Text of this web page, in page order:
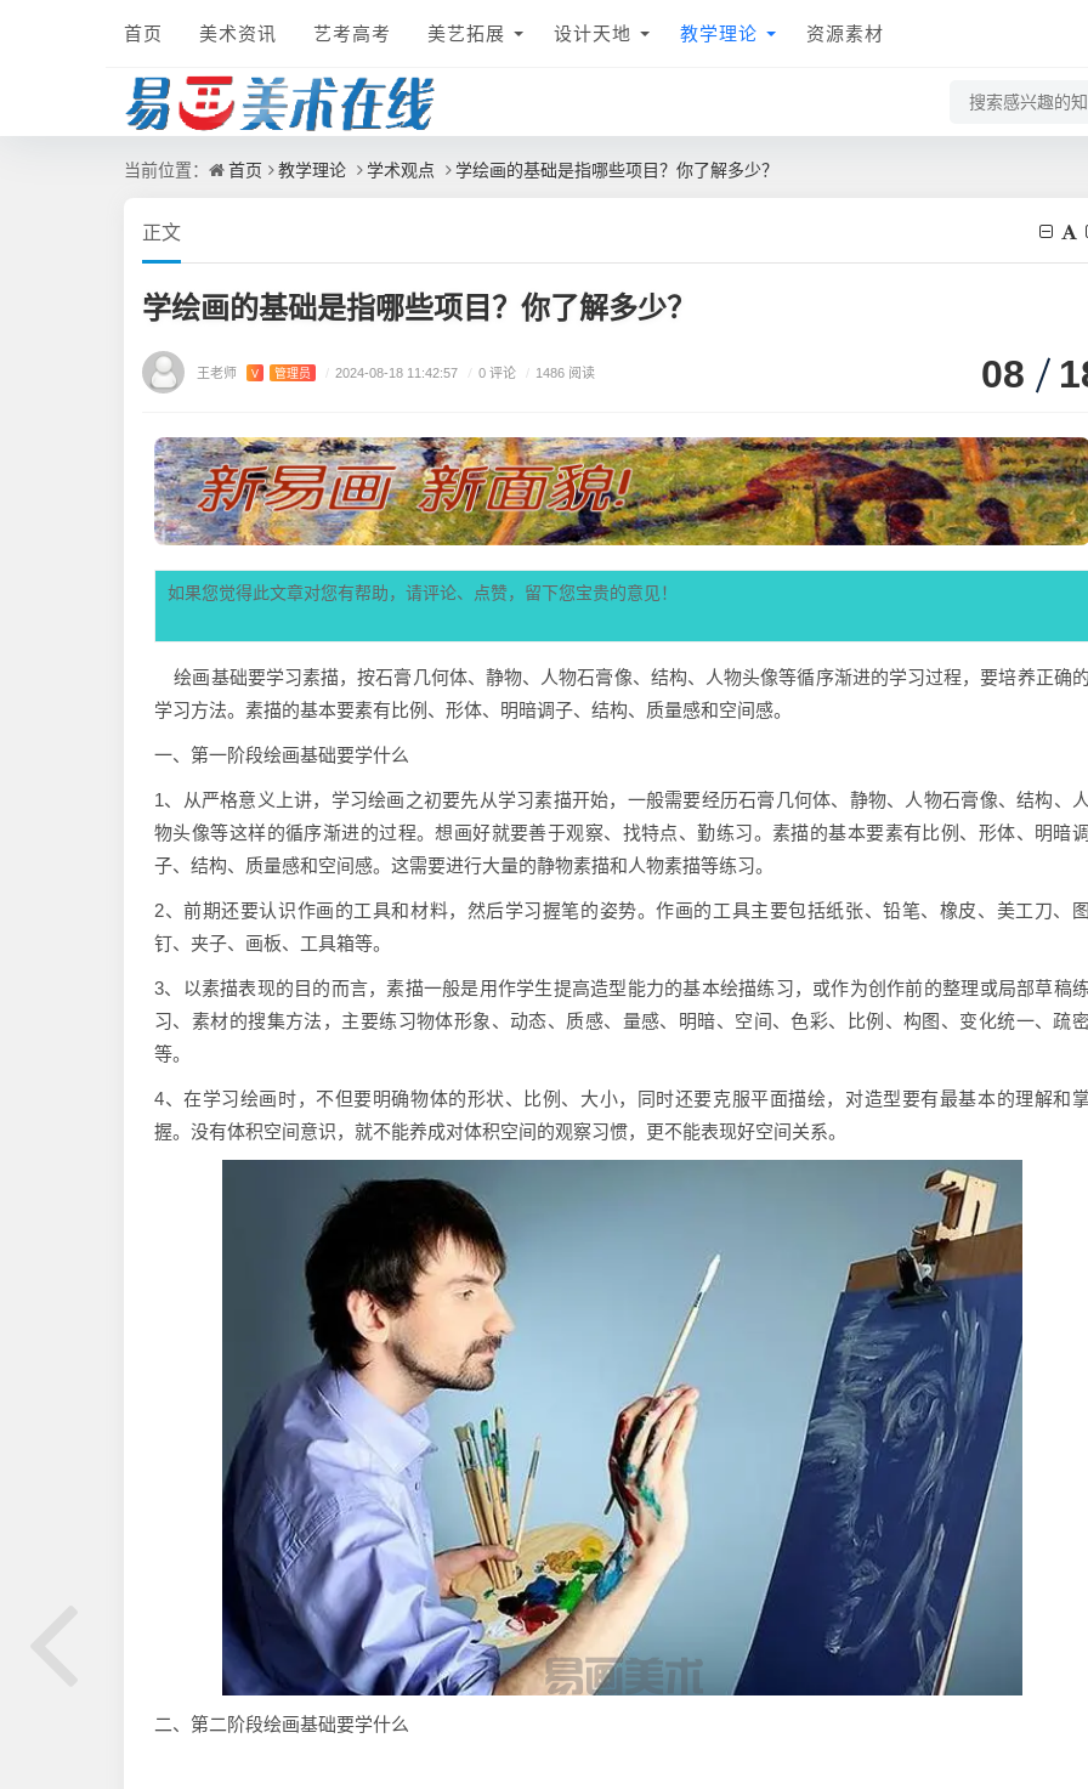
首页 美术资讯 艺考高考 美艺拓展 设计天地 教学理论 资源素材
当前位置： 首页 教学理论 学术观点 学绘画的基础是指哪些项目？你了解多少？
正文
学绘画的基础是指哪些项目？你了解多少？
王老师 V 管理员 / 2024-08-18 11:42:57 / 0 评论 / 1486 阅读 08
如果您觉得此文章对您有帮助，请评论、点赞，留下您宝贵的意见！
绘画基础要学习素描，按石膏几何体、静物、人物石膏像、结构、人物头像等循序渐进的学习过程，要培养正确
学习方法。素描的基本要素有比例、形体、明暗调子、结构、质量感和空间感。
一、第一阶段绘画基础要学什么
1、从严格意义上讲，学习绘画之初要先从学习素描开始，一般需要经历石膏几何体、静物、人物石膏像、结构、
物头像等这样的循序渐进的过程。想画好就要善于观察、找特点、勤练习。素描的基本要素有比例、形体、明暗
子、结构、质量感和空间感。这需要进行大量的静物素描和人物素描等练习。
2、前期还要认识作画的工具和材料，然后学习握笔的姿势。作画的工具主要包括纸张、铅笔、橡皮、美工刀、
钉、夹子、画板、工具箱等。
3、以素描表现的目的而言，素描一般是用作学生提高造型能力的基本绘描练习，或作为创作前的整理或局部草稿
习、素材的搜集方法，主要练习物体形象、动态、质感、量感、明暗、空间、色彩、比例、构图、变化统一、疏
等。
4、在学习绘画时，不但要明确物体的形状、比例、大小，同时还要克服平面描绘，对造型要有最基本的理解和
握。没有体积空间意识，就不能养成对体积空间的观察习惯，更不能表现好空间关系。
二、第二阶段绘画基础要学什么